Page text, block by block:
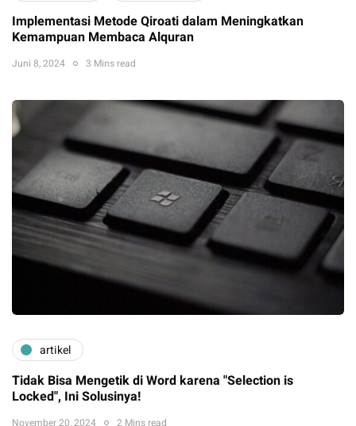
Implementasi Metode Qiroati dalam Meningkatkan
Kemampuan Membaca Alquran
Juni 8, 2024 3 Mins read
artikel
Tidak Bisa Mengetik di Word karena "Selection is
Locked", Ini Solusinya!
November 20, 2024 2 Mins read